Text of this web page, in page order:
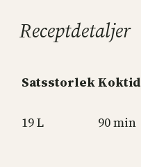
Receptdetaljer
SatsstorlekKoktid
19 L
90 min